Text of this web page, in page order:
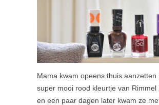
Mama kwam opeens thuis aanzetten
super mooi rood kleurtje van Rimmel
en een paar dagen later kwam ze